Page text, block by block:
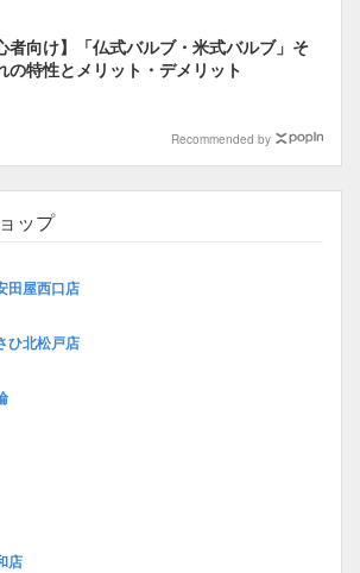
者向け】「仏式バルブ・米式バルブ」そ
の特性とメリット・デメリット
Recommended by
ップ
田屋西口店
ひ北松戸店
店